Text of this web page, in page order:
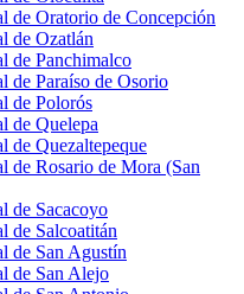
de Oratorio de Concepción
de Ozatlán
de Panchimalco
de Paraíso de Osorio
de Polorós
de Quelepa
de Quezaltepeque
de Rosario de Mora (San
de Sacacoyo
de Salcoatitán
de San Agustín
de San Alejo